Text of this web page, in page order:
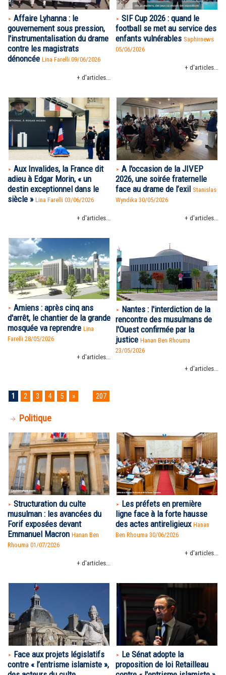
Affaire Lyhanna : le
gouvernement sous pression,
l'instrumentalisation du drame
contre les magistrats
dénoncée Lina Farelli 09/06/2026
+ d'articles...
SIF Cup 2026 : quand le
football se met au service des
enfants vulnérables Saphirnews
05/06/2026
+ d'articles...
Aux Invalides, la France dit
adieu à Edgar Morin, « un
destin exceptionnel dans le
siècle » Lina Farelli 03/06/2026
+ d'articles...
A l'occasion de la JIVEP
2026, une soirée fraternelle
face au drame de l’exil Stanislas
Wyndika 30/05/2026
+ d'articles...
Amiens : après cinq ans
d'arrêt, le chantier de la grande
mosquée va reprendre Lina
Farelli 28/05/2026
+ d'articles...
Nantes : l'interdiction de la
rencontre des musulmans de
l'Ouest confirmée par la
justice Hanan Ben Rhouma
23/05/2026
+ d'articles...
1 2 3 4 5 » 207
Politique
Structuration du culte
musulman : les avancées du
Forif exposées devant
Emmanuel Macron Hanan Ben
Rhouma 01/07/2026
+ d'articles...
Les préfets en première
ligne face à la forte hausse
des actes antireligieux Hanan
Ben Rhouma 30/06/2026
+ d'articles...
Face aux projets législatifs
contre « l’entrisme islamiste »,
Le Sénat adopte la
proposition de loi Retailleau